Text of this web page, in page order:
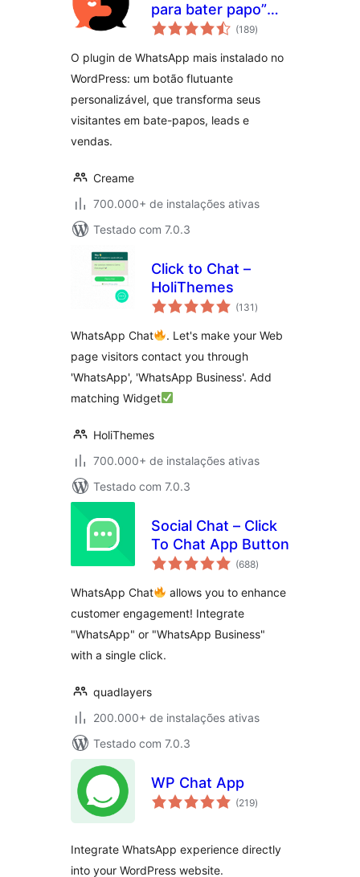
para bater papo”
avançado
(189total
de
)
O plugin de WhatsApp mais instalado no
WordPress: um botão flutuante
personalizável, que transforma seus
visitantes em bate-papos, leads e
vendas.
Creame
700.000+ de instalações ativas
Testado com 7.0.3
Click to Chat –
HoliThemes
(131 total
de
)
WhatsApp Chat
. Let's make your Web
page visitors contact you through
'WhatsApp', 'WhatsApp Business'. Add
matching Widget
HoliThemes
700.000+ de instalações ativas
Testado com 7.0.3
Social Chat – Click
To Chat App Button
(688total
de
)
WhatsApp Chat
allows you to enhance
customer engagement! Integrate
"WhatsApp" or "WhatsApp Business"
with a single click.
quadlayers
200.000+ de instalações ativas
Testado com 7.0.3
WP Chat App
(219total
de
)
Integrate WhatsApp experience directly
into your WordPress website.